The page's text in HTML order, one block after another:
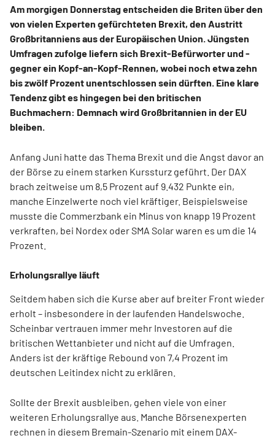
Am morgigen Donnerstag entscheiden die Briten über den
von vielen Experten gefürchteten Brexit, den Austritt
Großbritanniens aus der Europäischen Union. Jüngsten
Umfragen zufolge liefern sich Brexit-Befürworter und -
gegner ein Kopf-an-Kopf-Rennen, wobei noch etwa zehn
bis zwölf Prozent unentschlossen sein dürften. Eine klare
Tendenz gibt es hingegen bei den britischen
Buchmachern: Demnach wird Großbritannien in der EU
bleiben.
Anfang Juni hatte das Thema Brexit und die Angst davor an
der Börse zu einem starken Kurssturz geführt. Der DAX
brach zeitweise um 8,5 Prozent auf 9.432 Punkte ein,
manche Einzelwerte noch viel kräftiger. Beispielsweise
musste die Commerzbank ein Minus von knapp 19 Prozent
verkraften, bei Nordex oder SMA Solar waren es um die 14
Prozent.
Erholungsrallye läuft
Seitdem haben sich die Kurse aber auf breiter Front wieder
erholt – insbesondere in der laufenden Handelswoche.
Scheinbar vertrauen immer mehr Investoren auf die
britischen Wettanbieter und nicht auf die Umfragen.
Anders ist der kräftige Rebound von 7,4 Prozent im
deutschen Leitindex nicht zu erklären.
Sollte der Brexit ausbleiben, gehen viele von einer
weiteren Erholungsrallye aus. Manche Börsenexperten
rechnen in diesem Bremain-Szenario mit einem DAX-